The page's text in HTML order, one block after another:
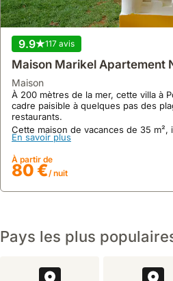
9.9 117 avis
Maison Marikel Apartement
maison
À 200 mètres de la mer, cette villa à
cadre paisible à quelques pas des
restaurants.
Cette maison de vacances de 35
propose une kitchenette équipée,
et une terrasse avec jardin, parfaite
jeunes enfants.
En savoir plus
À partir de
80 €/ nuit
Pays les plus